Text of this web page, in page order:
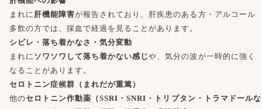
まれに 肝機能障害が報告されており、肝疾患のある方・アルコール
多飲の方では、採血で経過を見ることがあります。
シビレ・落ち着かなさ・気分変動
まれに ソワソワして落ち着かない感じや、気分の波が一時的に強く
なることがあります。
セロトニン症候群（まれだが重篤）
他のセロトニン作動薬（SSRI・SNRI・トリプタン・トラマドールな